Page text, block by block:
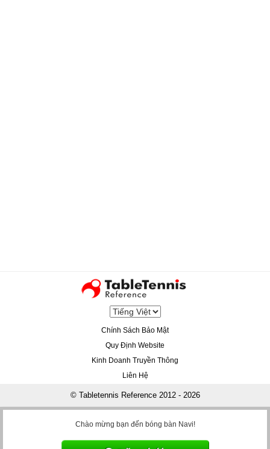
Chính Sách Bảo Mật
Quy Định Website
Kinh Doanh Truyền Thông
Liên Hệ
© Tabletennis Reference 2012 - 2026
Chào mừng bạn đến bóng bàn Navi!